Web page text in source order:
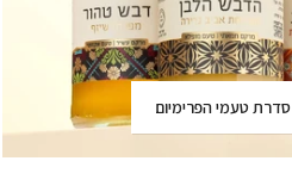
סדרת טעמי הפרימיום